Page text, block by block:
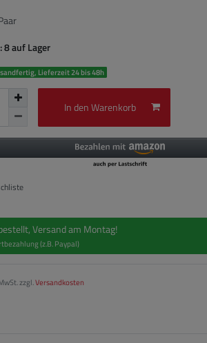
8 auf Lager
Lieferzeit 24 bis 48h
In den Warenkorb
Versand am Montag!
(z.B. Paypal)
zzgl.Versandkosten